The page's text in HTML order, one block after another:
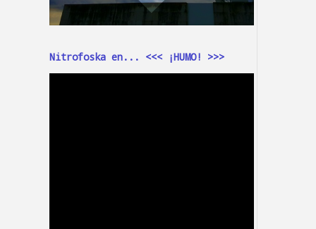
Nitrofoska en... <<< ¡HUMO! >>>